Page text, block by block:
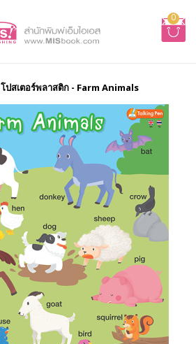
0
โปสเตอร์พลาสติก - Farm Animals